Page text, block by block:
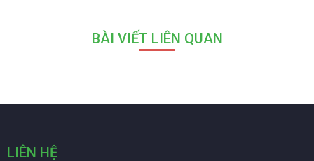
BÀI VIẾT LIÊN QUAN
LIÊN HỆ